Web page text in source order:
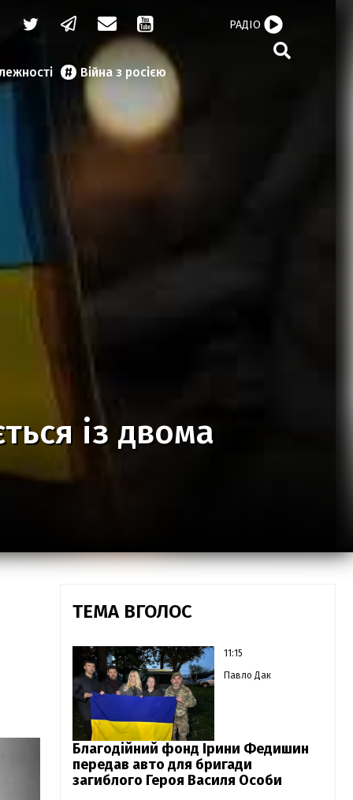
Війна з росією
РАДІО
із двома
ТЕМА ВГОЛОС
11:15
Павло Дак
Благодійний фонд Ірини Федишин
передав авто для бригади
загиблого Героя Василя Особи